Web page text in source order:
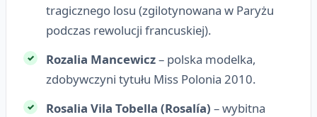
tragicznego losu (zgilotynowana w Paryżu
podczas rewolucji francuskiej).
Rozalia Mancewicz– polska modelka,
zdobywczyni tytułu Miss Polonia 2010.
Rosalia Vila Tobella (Rosalía) – wybitna